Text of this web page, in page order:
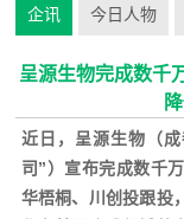
企讯 今日人物
呈源生物完成数千
近日，呈源生物（
司”）宣布完成数千
华梧桐、川创投跟投